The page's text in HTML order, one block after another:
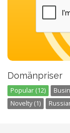
Domänpriser
Popular (12)
Novelty (1)